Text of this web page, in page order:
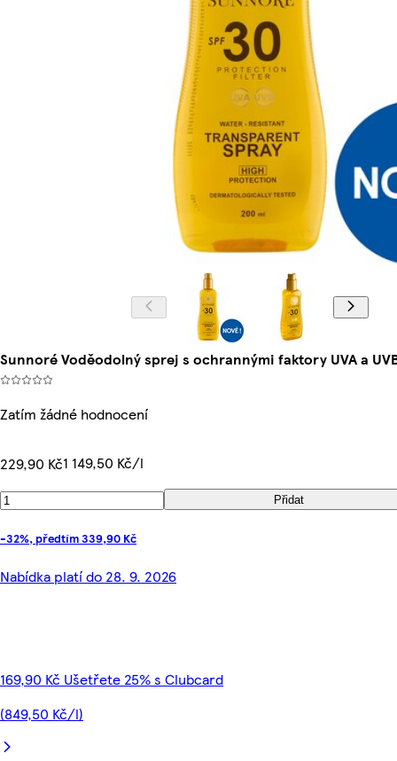
Sunnoré Voděodolný sprej s ochrannými faktory UVA a
Zatím žádné hodnocení
229,90 Kč1 149,50 Kč/l
Přidat
-32%, předtím 339,90 Kč
Nabídka platí do 28. 9. 2026
169,90 Kč Ušetřete 25% s Clubcard
(849,50 Kč/l)